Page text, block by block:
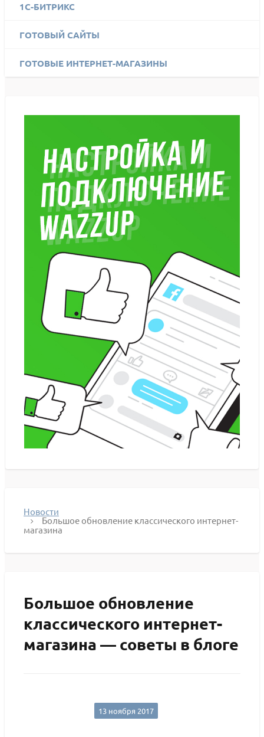
1C-БИТРИКС
ГОТОВЫЙ САЙТЫ
ГОТОВЫЕ ИНТЕРНЕТ-МАГАЗИНЫ
Новости
Большое обновление классического интернет-
магазина
Большое обновление
классического интернет-
магазина — советы в блоге
13 ноября 2017